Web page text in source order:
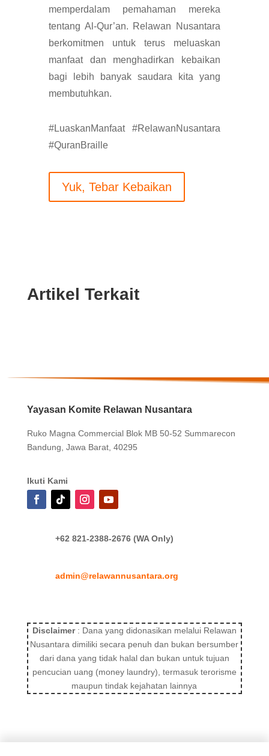
memperdalam pemahaman mereka
tentang Al-Qur’an. Relawan Nusantara
berkomitmen untuk terus meluaskan
manfaat dan menghadirkan kebaikan
bagi lebih banyak saudara kita yang
membutuhkan.
#LuaskanManfaat #RelawanNusantara
#QuranBraille
Yuk, Tebar Kebaikan
Artikel Terkait
Yayasan Komite Relawan Nusantara
Ruko Magna Commercial Blok MB 50-52 Summarecon
Bandung, Jawa Barat, 40295
Ikuti Kami
+62 821-2388-2676 (WA Only)
admin@relawannusantara.org
Disclaimer: Dana yang didonasikan melalui Relawan
Nusantara dimiliki secara penuh dan bukan bersumber
dari dana yang tidak halal dan bukan untuk tujuan
pencucian uang (money laundry), termasuk terorisme
maupun tindak kejahatan lainnya